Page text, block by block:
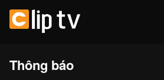
Thông báo